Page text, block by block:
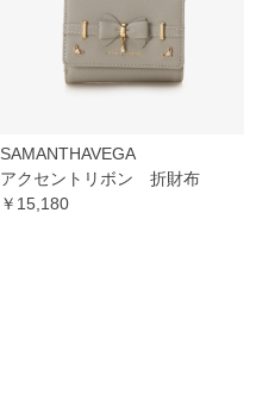
SAMANTHAVEGA
アクセントリボン 折財布
￥15,180